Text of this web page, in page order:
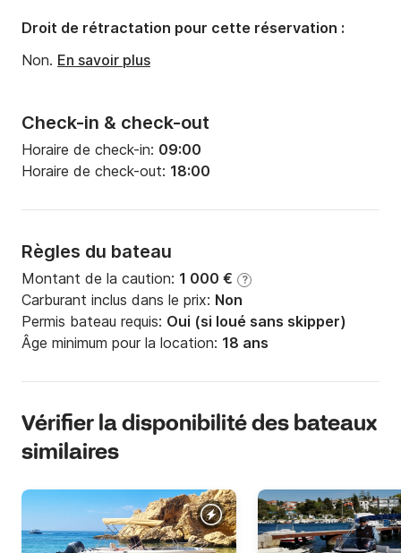
Check-in & check-out
Horaire de check-in: 09:00
Horaire de check-out: 18:00
Règles du bateau
Montant de la caution: 1 000 € ?
Carburant inclus dans le prix: Non
Permis bateau requis: Oui (si loué sans skipper)
Âge minimum pour la location: 18 ans
Droit de rétractation pour cette réservation :
Non. En savoir plus
Vérifier la disponibilité des bateaux
similaires